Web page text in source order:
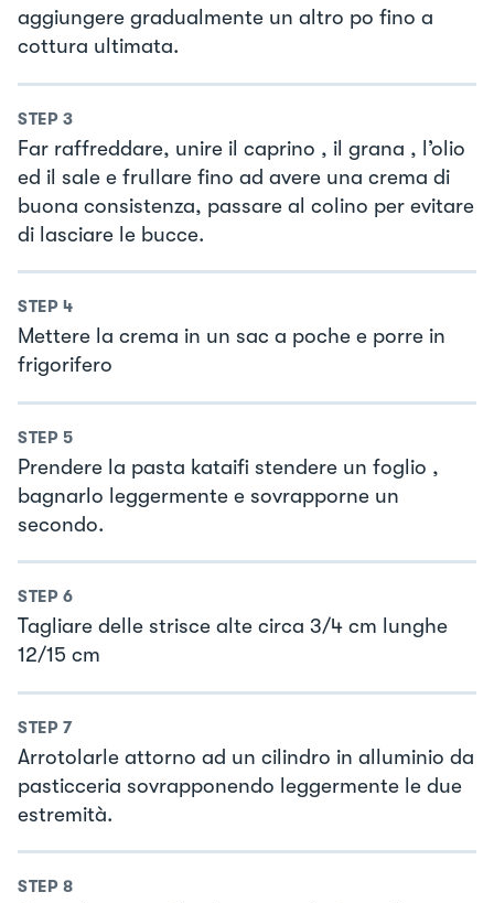
aggiungere gradualmente un altro po fino a
cottura ultimata.
STEP 3
Far raffreddare, unire il caprino , il grana , l’olio
ed il sale e frullare fino ad avere una crema di
buona consistenza, passare al colino per evitare
di lasciare le bucce.
STEP 4
Mettere la crema in un sac a poche e porre in
frigorifero
STEP 5
Prendere la pasta kataifi stendere un foglio ,
bagnarlo leggermente e sovrapporne un
secondo.
STEP 6
Tagliare delle strisce alte circa 3/4 cm lunghe
12/15 cm
STEP 7
Arrotolarle attorno ad un cilindro in alluminio da
pasticceria sovrapponendo leggermente le due
estremità.
STEP 8